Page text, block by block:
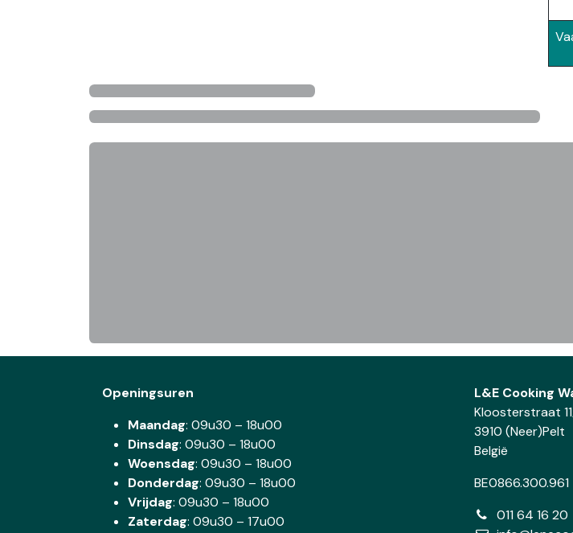
Openingsuren
Maandag: 09u30 – 18u00
Dinsdag: 09u30 – 18u00
Woensdag: 09u30 – 18u00
Donderdag: 09u30 – 18u00
Vrijdag: 09u30 – 18u00
Zaterdag: 09u30 – 17u00
L&E Cooking
Kloosterstraat
3910 (Neer)Pelt
België
BE0866.300.961
011 64 16 20